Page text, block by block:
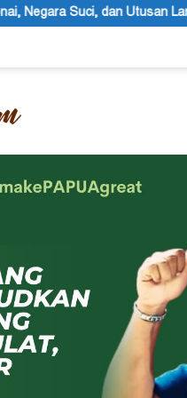
Karya Siswa dan Siswi SMA